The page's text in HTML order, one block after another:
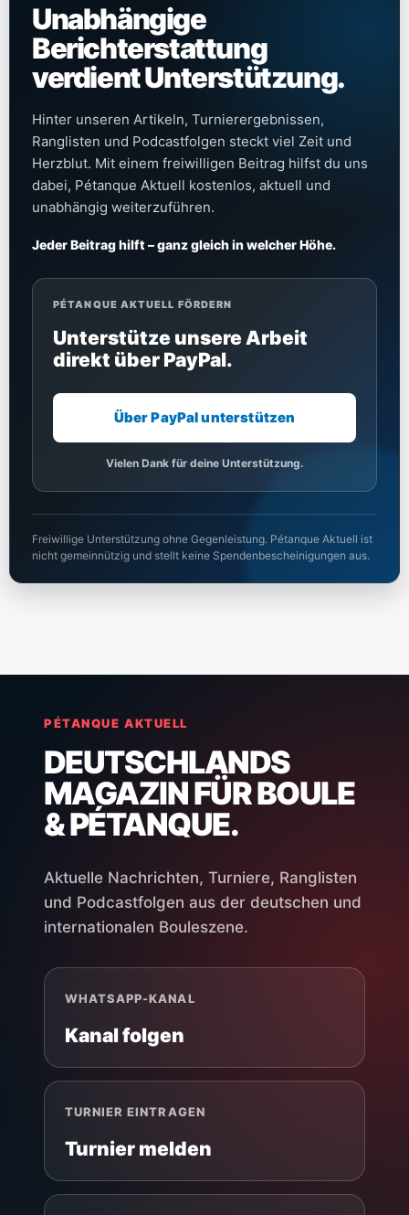
Unabhängige
Berichterstattung
verdient Unterstützung.
Hinter unseren Artikeln, Turnierergebnissen,
Ranglisten und Podcastfolgen steckt viel Zeit und
Herzblut. Mit einem freiwilligen Beitrag hilfst du uns
dabei, Pétanque Aktuell kostenlos, aktuell und
unabhängig weiterzuführen.
Jeder Beitrag hilft – ganz gleich in welcher Höhe.
PÉTANQUE AKTUELL FÖRDERN
Unterstütze unsere Arbeit
direkt über PayPal.
Über PayPal unterstützen
Vielen Dank für deine Unterstützung.
Freiwillige Unterstützung ohne Gegenleistung. Pétanque Aktuell ist
nicht gemeinnützig und stellt keine Spendenbescheinigungen aus.
PÉTANQUE AKTUELL
DEUTSCHLANDS
MAGAZIN FÜR BOULE
& PÉTANQUE.
Aktuelle Nachrichten, Turniere, Ranglisten
und Podcastfolgen aus der deutschen und
internationalen Bouleszene.
WHATSAPP-KANAL
Kanal folgen
TURNIER EINTRAGEN
Turnier melden